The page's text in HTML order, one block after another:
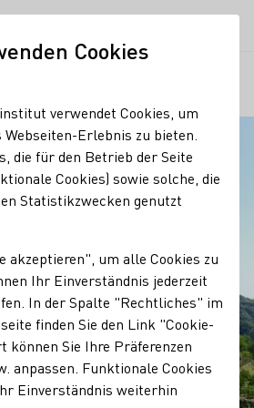
Cookies
verwendet Cookies, um
Erlebnis zu bieten.
die für den Betrieb der Seite
Cookies) sowie solche, die
Statistikzwecken genutzt
akzeptieren", um alle Cookies zu
Ihr Einverständnis jederzeit
In der Spalte "Rechtliches" im
finden Sie den Link "Cookie-
können Sie Ihre Präferenzen
anpassen. Funktionale Cookies
Einverständnis weiterhin